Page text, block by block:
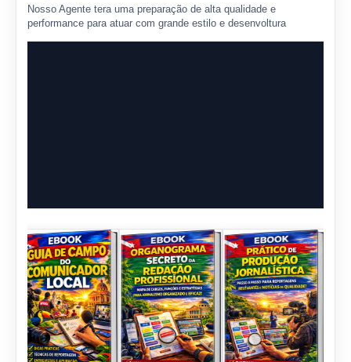
Nosso Agente tera uma preparação de alta qualidade e
performance para atuar com grande estilo e desenvoltura